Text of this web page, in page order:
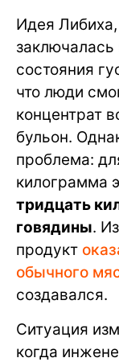
Идея
состояния
что люди
концентрат
бульон.
проблема:
килограмма
тридцать
говядины.
продукт
обычного
создавался.
Ситуация
когда